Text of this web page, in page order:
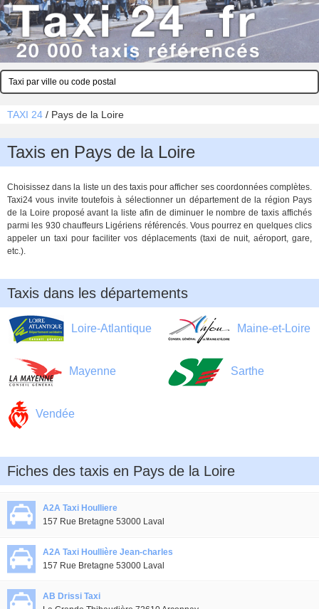
TAXI 24 / Pays de la Loire
Taxis en Pays de la Loire
Choisissez dans la liste un des taxis pour afficher ses coordonnées complètes.
Taxi24 vous invite toutefois à sélectionner un département de la région Pays
de la Loire proposé avant la liste afin de diminuer le nombre de taxis affichés
parmi les 930 chauffeurs Ligériens référencés. Vous pourrez en quelques clics
appeler un taxi pour faciliter vos déplacements (taxi de nuit, aéroport, gare,
etc.).
Taxis dans les départements
Loire-Atlantique Maine-et-Loire
Mayenne Sarthe
Vendée
Fiches des taxis en Pays de la Loire
A2A Taxi Houlliere
157 Rue Bretagne 53000 Laval
A2A Taxi Houllière Jean-charles
157 Rue Bretagne 53000 Laval
AB Drissi Taxi